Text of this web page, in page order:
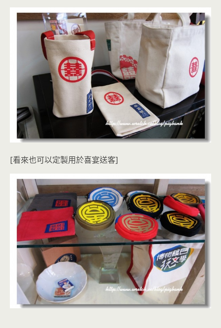
[看來也可以定製用於喜宴送客]